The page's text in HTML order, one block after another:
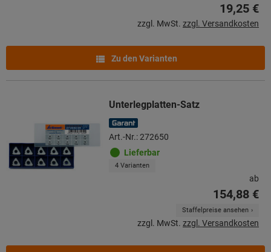
19,25 €
zzgl. MwSt. zzgl. Versandkosten
Zu den Varianten
Unterlegplatten-Satz
Art.-Nr.: 272650
Lieferbar
4 Varianten
ab
154,88 €
Staffelpreise ansehen
zzgl. MwSt. zzgl. Versandkosten